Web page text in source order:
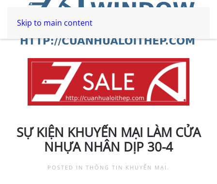
Skip to main content
SỰ KIỆN KHUYẾN MẠI LÀM CỬA
NHỰA NHÂN DỊP 30-4
POSTED IN THÔNG TIN KHUYẾN MẠI